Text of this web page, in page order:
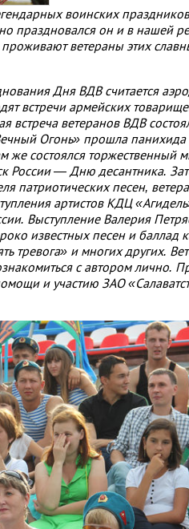
воинских
праздновался он и в нашей
ветераны этих
Дня ВДВ считается
встречи армейских
встреча ветеранов ВДВ
Огонь» прошла
же состоялся торжественный
России — Дню десантника.
патриотических песен,
артистов КДЦ
Выступление Валерия
известных песен и баллад
тревога» и многих других.
с автором лично.
и участию ЗАО